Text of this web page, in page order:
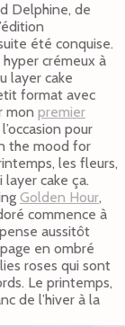
Delphine, de
été conquise.
crémeux à
layer cake
format avec
mon premier
pour
the mood for
les fleurs,
cake ça.
Golden Hour,
commence à
aussitôt
en ombré
roses qui sont
Le printemps,
de l’hiver à la